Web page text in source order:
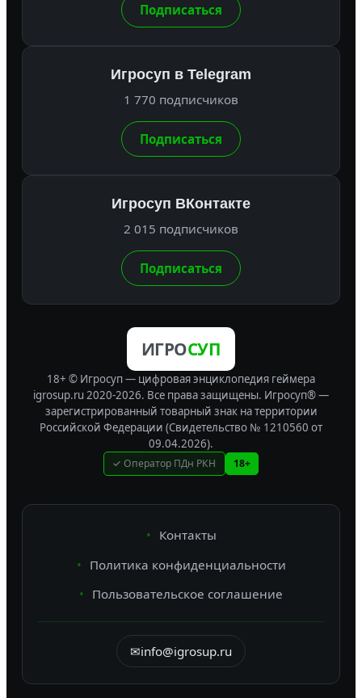
Подписаться
Игросуп в Telegram
1 770 подписчиков
Подписаться
Игросуп ВКонтакте
2 015 подписчиков
Подписаться
ИГРОСУП
18+ © Игросуп — цифровая энциклопедия геймера
igrosup.ru 2020-2026. Все права защищены. Игросуп® —
зарегистрированный товарный знак на территории
Российской Федерации (Свидетельство № 1210560 от
09.04.2026).
✓ Оператор ПДн РКН 18+
Контакты
Политика конфиденциальности
Пользовательское соглашение
✉info@igrosup.ru